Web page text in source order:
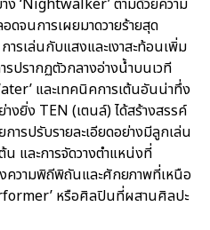
‘Nightwalker’ ตามด้วยความ
ดจนการเผยมาดวายร้ายสุด
ารเล่นกับแสงและเงาสะท้อนเพิ่ม
รปรากฏตัวกลางอ่างน้ำบนเวที
และเทคนิคการเต้นอันน่าทึ่ง
างยิ่ง TEN (เตนล์) ได้สร้างสรรค์
ารปรับรายละเอียดอย่างมีลูกเล่น
และการจัดวางตำแหน่งที่
วามพิถีพิถันและศักยภาพที่เหนือ
หรือศิลปินที่ผสานศิลปะ